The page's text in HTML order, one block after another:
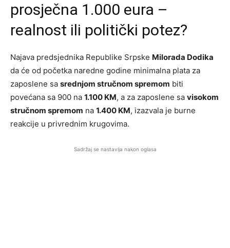
prosječna 1.000 eura –
realnost ili politički potez?
Najava predsjednika Republike Srpske Milorada Dodika
da će od početka naredne godine minimalna plata za
zaposlene sa srednjom stručnom spremom biti
povećana sa 900 na 1.100 KM, a za zaposlene sa visokom
stručnom spremom na 1.400 KM, izazvala je burne
reakcije u privrednim krugovima.
Sadržaj se nastavlja nakon oglasa